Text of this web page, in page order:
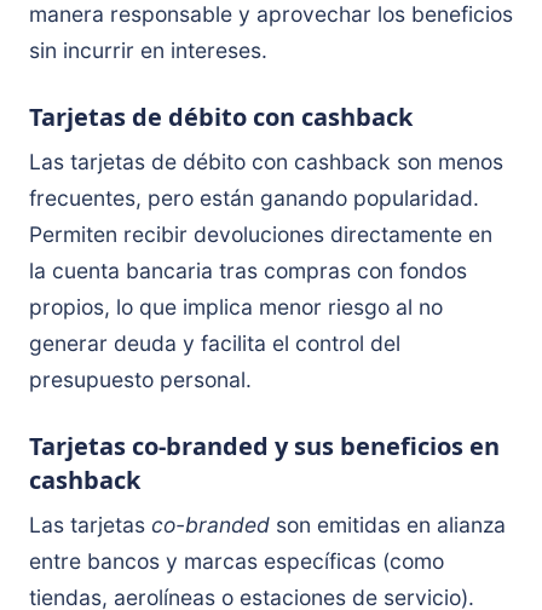
manera responsable y aprovechar los beneficios
sin incurrir en intereses.
Tarjetas de débito con cashback
Las tarjetas de débito con cashback son menos
frecuentes, pero están ganando popularidad.
Permiten recibir devoluciones directamente en
la cuenta bancaria tras compras con fondos
propios, lo que implica menor riesgo al no
generar deuda y facilita el control del
presupuesto personal.
Tarjetas co-branded y sus beneficios en
cashback
Las tarjetas co-branded son emitidas en alianza
entre bancos y marcas específicas (como
tiendas, aerolíneas o estaciones de servicio).